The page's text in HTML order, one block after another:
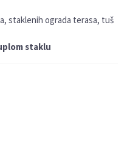
staklenih ograda terasa, tuš
staklu